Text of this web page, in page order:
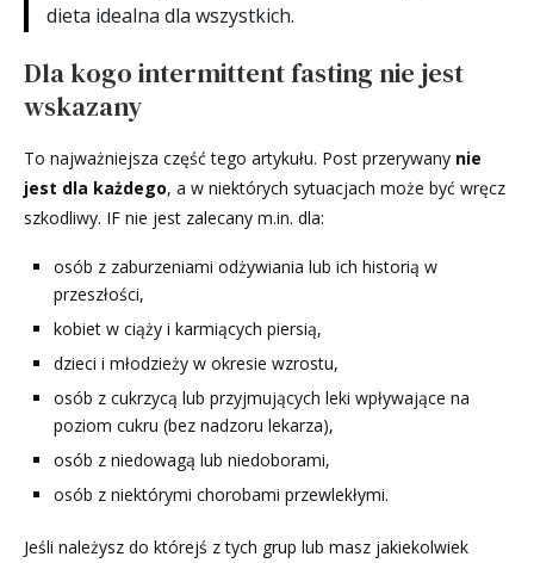
dieta idealna dla wszystkich.
Dla kogo intermittent fasting nie jest
wskazany
To najważniejsza część tego artykułu. Post przerywany nie
jest dla każdego, a w niektórych sytuacjach może być wręcz
szkodliwy. IF nie jest zalecany m.in. dla:
osób z zaburzeniami odżywiania lub ich historią w
przeszłości,
kobiet w ciąży i karmiących piersią,
dzieci i młodzieży w okresie wzrostu,
osób z cukrzycą lub przyjmujących leki wpływające na
poziom cukru (bez nadzoru lekarza),
osób z niedowagą lub niedoborami,
osób z niektórymi chorobami przewlekłymi.
Jeśli należysz do którejś z tych grup lub masz jakiekolwiek